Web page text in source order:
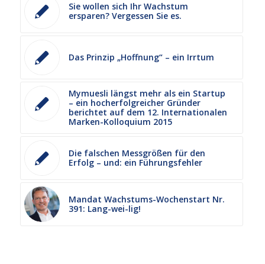
Sie wollen sich Ihr Wachstum
ersparen? Vergessen Sie es.
Das Prinzip „Hoffnung“ – ein Irrtum
Mymuesli längst mehr als ein Startup
– ein hocherfolgreicher Gründer
berichtet auf dem 12. Internationalen
Marken-Kolloquium 2015
Die falschen Messgrößen für den
Erfolg – und: ein Führungsfehler
Mandat Wachstums-Wochenstart Nr.
391: Lang-wei-lig!